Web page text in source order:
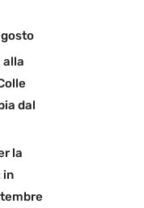
alla
dal
la
in